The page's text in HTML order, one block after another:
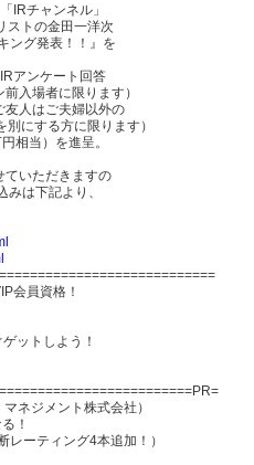
IRチャンネル」
ストの金田一洋次
ング発表！！』を
アンケート回答
入場者に限ります）
友人はご夫婦以外の
にする方に限ります）
相当）を進呈。
ていただきますの
は下記より、
会員資格！
ットしよう！
ネジメント株式会社）
！
レーティング4本追加！）